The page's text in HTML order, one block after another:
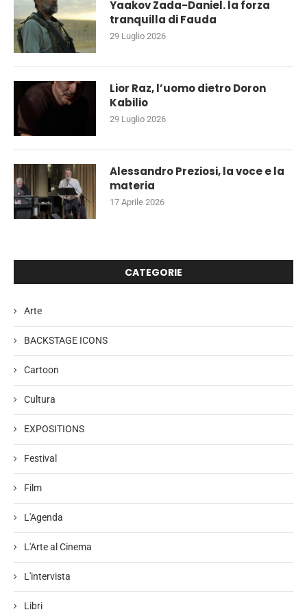
Yaakov Zada-Daniel. la forza
tranquilla di Fauda
29 Luglio 2026
Lior Raz, l’uomo dietro Doron
Kabilio
29 Luglio 2026
Alessandro Preziosi, la voce e la
materia
17 Aprile 2026
CATEGORIE
Arte
BACKSTAGE ICONS
Cartoon
Cultura
EXPOSITIONS
Festival
Film
L'Agenda
L'Arte al Cinema
L'intervista
Libri